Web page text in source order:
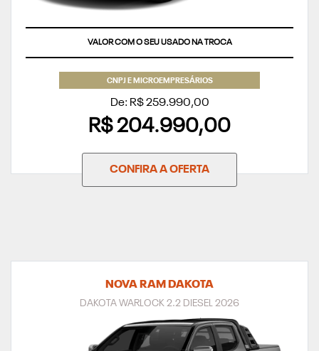
VALOR COM O SEU USADO NA TROCA
CNPJ E MICROEMPRESÁRIOS
De: R$ 259.990,00
R$ 204.990,00
CONFIRA A OFERTA
NOVA RAM DAKOTA
DAKOTA WARLOCK 2.2 DIESEL 2026